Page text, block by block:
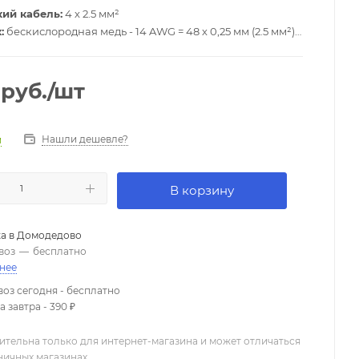
кабель:4 х 2.5 мм²
бескислородная медь - 14 AWG = 48 х 0,25 мм (2.5 мм²)
11 мм
руб./шт
Нашли дешевле?
В корзину
в Домодедово
— бесплатно
сегодня - бесплатно
завтра - 390 ₽
только для интернет-магазина и может отличаться